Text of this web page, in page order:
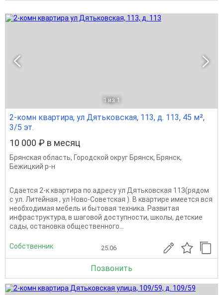
1 из 1
2-комн квартира, ул Дятьковская, 113, д. 113, 45 м²,
3/5 эт.
10 000 ₽ в месяц
Брянская область, Городской округ Брянск, Брянск,
Бежицкий р-н
Сдается 2-к квартира по адресу ул Дятьковская 113(рядом
с ул. Литейная , ул Ново-Советская ). В квартире имеется вся
необходимая мебель и бытовая техника. Развитая
инфраструктура, в шаговой доступности, школы, детские
сады, остановка общественного...
Собственник 25.06
Позвонить